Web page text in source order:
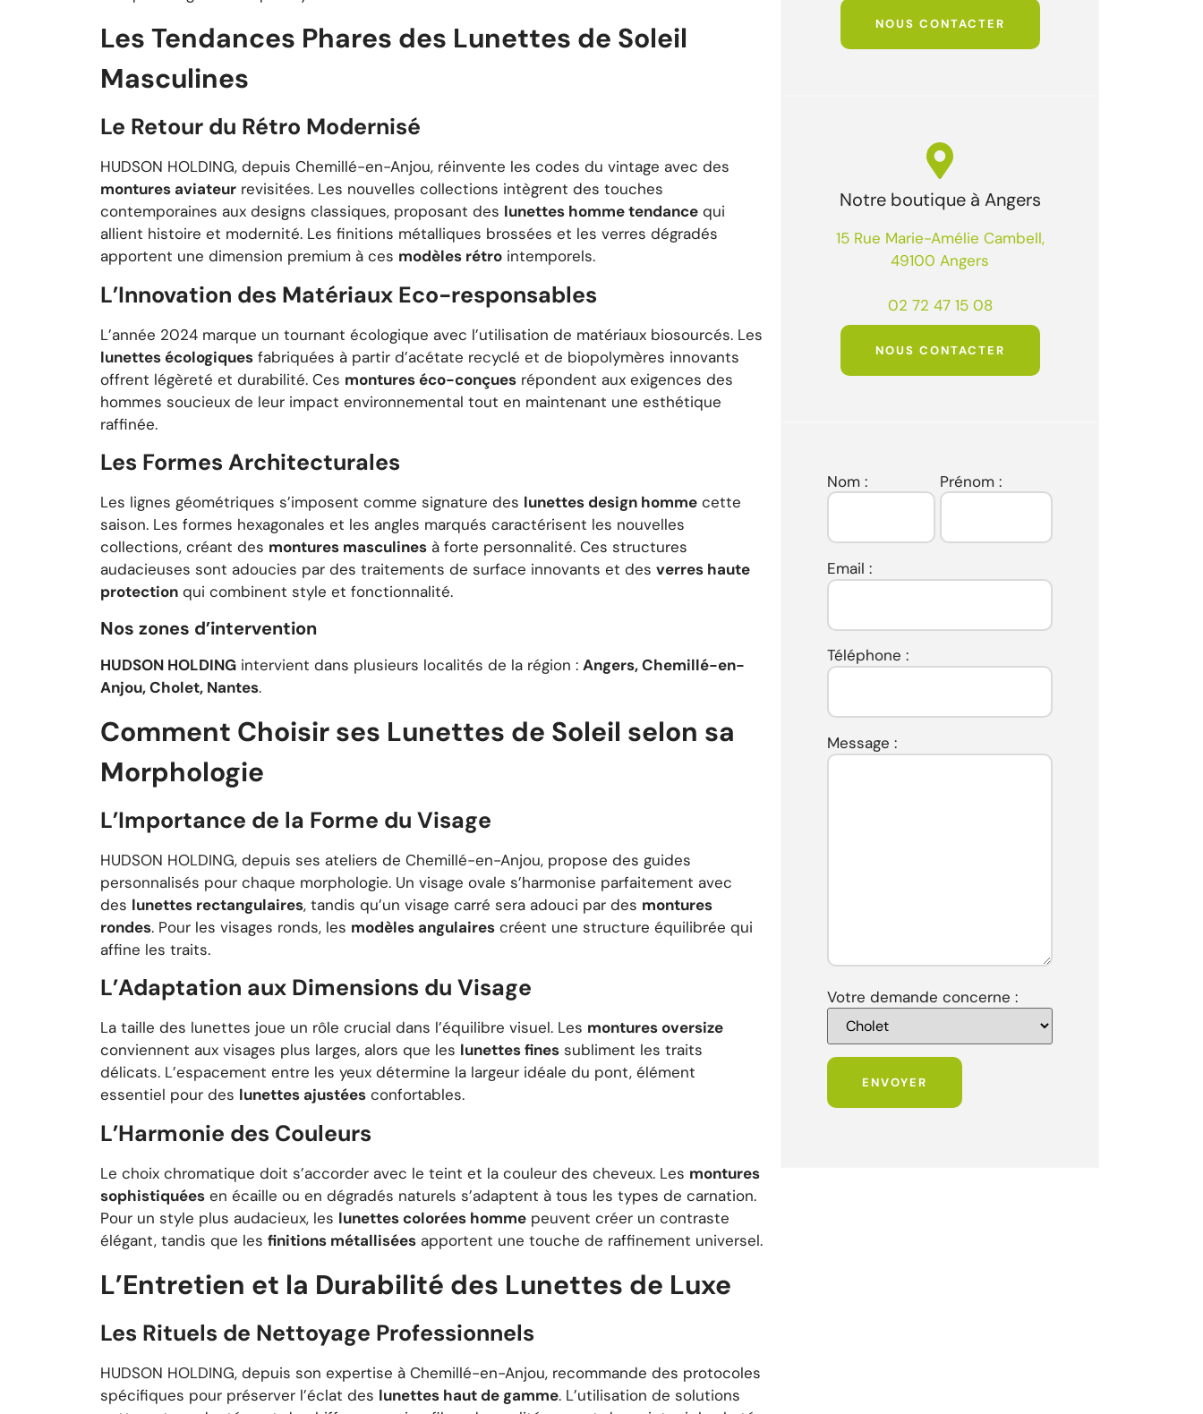
Les Tendances Phares des Lunettes de Soleil
Masculines
Le Retour du Rétro Modernisé
HUDSON HOLDING, depuis Chemillé-en-Anjou, réinvente les codes du vintage avec des
montures aviateur revisitées. Les nouvelles collections intègrent des touches
contemporaines aux designs classiques, proposant des lunettes homme tendance qui
allient histoire et modernité. Les finitions métalliques brossées et les verres dégradés
apportent une dimension premium à ces modèles rétro intemporels.
L’Innovation des Matériaux Eco-responsables
L’année 2024 marque un tournant écologique avec l’utilisation de matériaux biosourcés. Les
lunettes écologiques fabriquées à partir d’acétate recyclé et de biopolymères innovants
offrent légèreté et durabilité. Ces montures éco-conçues répondent aux exigences des
hommes soucieux de leur impact environnemental tout en maintenant une esthétique
raffinée.
Les Formes Architecturales
Les lignes géométriques s’imposent comme signature des lunettes design homme cette
saison. Les formes hexagonales et les angles marqués caractérisent les nouvelles
collections, créant des montures masculines à forte personnalité. Ces structures
audacieuses sont adoucies par des traitements de surface innovants et des verres haute
protection qui combinent style et fonctionnalité.
Nos zones d’intervention
HUDSON HOLDING intervient dans plusieurs localités de la région : Angers, Chemillé-en-
Anjou, Cholet, Nantes.
Comment Choisir ses Lunettes de Soleil selon sa
Morphologie
L’Importance de la Forme du Visage
HUDSON HOLDING, depuis ses ateliers de Chemillé-en-Anjou, propose des guides
personnalisés pour chaque morphologie. Un visage ovale s’harmonise parfaitement avec
des lunettes rectangulaires, tandis qu’un visage carré sera adouci par des montures
rondes. Pour les visages ronds, les modèles angulaires créent une structure équilibrée qui
affine les traits.
L’Adaptation aux Dimensions du Visage
La taille des lunettes joue un rôle crucial dans l’équilibre visuel. Les montures oversize
conviennent aux visages plus larges, alors que les lunettes fines subliment les traits
délicats. L’espacement entre les yeux détermine la largeur idéale du pont, élément
essentiel pour des lunettes ajustées confortables.
L’Harmonie des Couleurs
Le choix chromatique doit s’accorder avec le teint et la couleur des cheveux. Les montures
sophistiquées en écaille ou en dégradés naturels s’adaptent à tous les types de carnation.
Pour un style plus audacieux, les lunettes colorées homme peuvent créer un contraste
élégant, tandis que les finitions métallisées apportent une touche de raffinement universel.
L’Entretien et la Durabilité des Lunettes de Luxe
Les Rituels de Nettoyage Professionnels
HUDSON HOLDING, depuis son expertise à Chemillé-en-Anjou, recommande des protocoles
spécifiques pour préserver l’éclat des lunettes haut de gamme. L’utilisation de solutions
NOUS CONTACTER
Notre boutique à Angers
15 Rue Marie-Amélie Cambell,
49100 Angers
02 72 47 15 08
NOUS CONTACTER
Nom : Prénom :
Email :
Téléphone :
Message :
Votre demande concerne :